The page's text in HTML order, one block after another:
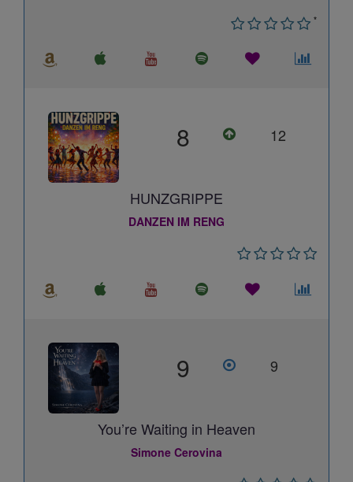
*
8 12
HUNZGRIPPE
DANZEN IM RENG
9 9
You’re Waiting in Heaven
Simone Cerovina